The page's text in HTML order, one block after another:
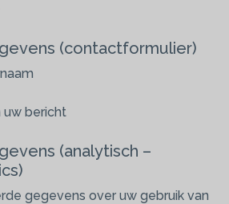
(contactformulier)
uw bericht
(analytisch –
gegevens over uw gebruik van